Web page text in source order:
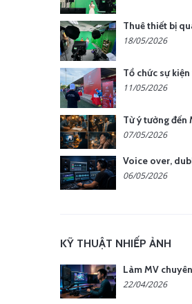
18/05/2026
11/05/2026
07/05/2026
06/05/2026
KỸ THUẬT NHIẾP ẢNH
22/04/2026